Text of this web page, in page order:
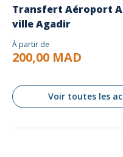
Transfert Aéroport
ville Agadir
À partir de
200,00 MAD
Voir toutes les